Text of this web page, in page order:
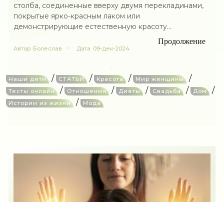
столба, соединенные вверху двумя перекладинами,
покрытые ярко-красным лаком или
демонстрирующие естественную красоту...
Продолжение
Автор Болеслав Дата 09-дек-2024
Наши дети / СТАТЬИ / Красота / Мир женщины /
Тесты онлайн / Отношения / Диеты / Свадьба / Дом /
Истории из жизни / Мода